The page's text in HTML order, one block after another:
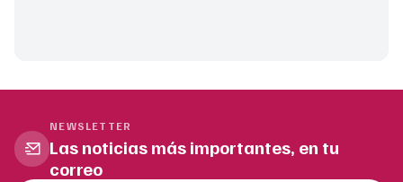
NEWSLETTER
Las noticias más importantes, en tu
correo